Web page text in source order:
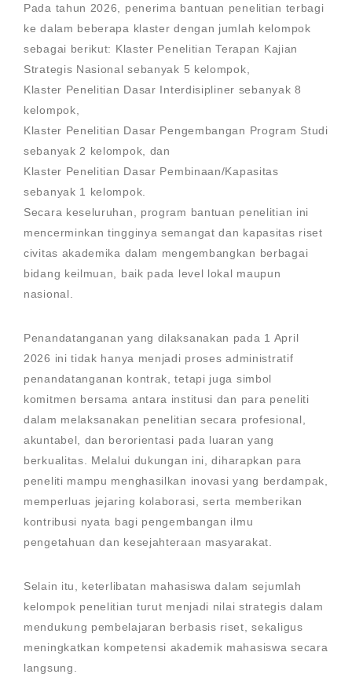
Pada tahun 2026, penerima bantuan penelitian terbagi
ke dalam beberapa klaster dengan jumlah kelompok
sebagai berikut: Klaster Penelitian Terapan Kajian
Strategis Nasional sebanyak 5 kelompok,
Klaster Penelitian Dasar Interdisipliner sebanyak 8
kelompok,
Klaster Penelitian Dasar Pengembangan Program Studi
sebanyak 2 kelompok, dan
Klaster Penelitian Dasar Pembinaan/Kapasitas
sebanyak 1 kelompok.
Secara keseluruhan, program bantuan penelitian ini
mencerminkan tingginya semangat dan kapasitas riset
civitas akademika dalam mengembangkan berbagai
bidang keilmuan, baik pada level lokal maupun
nasional.
Penandatanganan yang dilaksanakan pada 1 April
2026 ini tidak hanya menjadi proses administratif
penandatanganan kontrak, tetapi juga simbol
komitmen bersama antara institusi dan para peneliti
dalam melaksanakan penelitian secara profesional,
akuntabel, dan berorientasi pada luaran yang
berkualitas. Melalui dukungan ini, diharapkan para
peneliti mampu menghasilkan inovasi yang berdampak,
memperluas jejaring kolaborasi, serta memberikan
kontribusi nyata bagi pengembangan ilmu
pengetahuan dan kesejahteraan masyarakat.
Selain itu, keterlibatan mahasiswa dalam sejumlah
kelompok penelitian turut menjadi nilai strategis dalam
mendukung pembelajaran berbasis riset, sekaligus
meningkatkan kompetensi akademik mahasiswa secara
langsung.